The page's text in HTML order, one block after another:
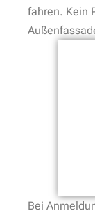
fahren. Kein
Bei